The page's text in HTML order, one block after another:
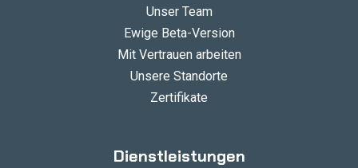
Unser Team
Ewige Beta-Version
Mit Vertrauen arbeiten
Unsere Standorte
Zertifikate
Dienstleistungen